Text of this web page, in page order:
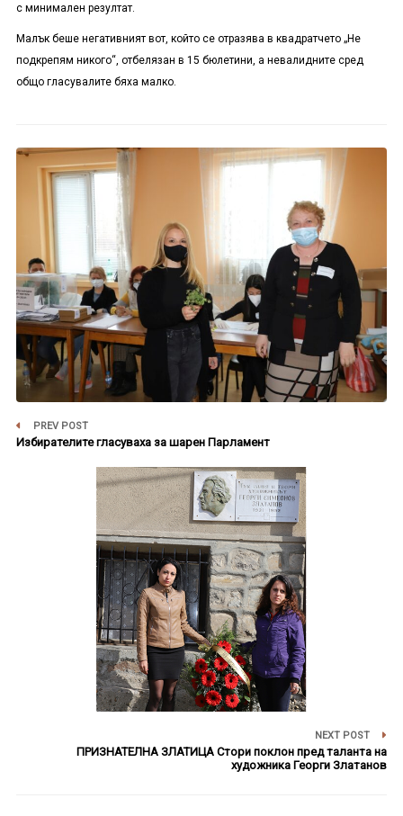
с минимален резултат.
Малък беше негативниятвот, който се отразява в квадратчето „Не
подкрепям никого“, отбелязан в 15 бюлетини, а невалидните сред
общо гласувалите бяха малко.
PREV POST
Избирателите гласуваха за шарен Парламент
NEXT POST
ПРИЗНАТЕЛНА ЗЛАТИЦА Стори поклон пред таланта на
художника Георги Златанов